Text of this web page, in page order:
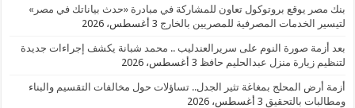
بنك مصر يوقع بروتوكول تعاون للمشاركة في مبادرة «حدث بياناتك في مصر»
لتيسير الخدمات المصرفية للمصريين بالخارج 3 أغسطس، 2026
بعد أزمة صورة النوم على سريرالعندليب .. محمد شبانة يكشف إجراءات جديدة
لتنظيم زيارة منزل عبدالحليم حافظ 3 أغسطس، 2026
أزمة أرض المحلج بمغاغة تثير الجدل.. تساؤلات حول مخالفات التقسيم والبناء
ومطالبات بالتحقيق 3 أغسطس، 2026